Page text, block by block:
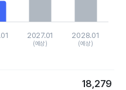
2027.01
(예상)
2028.01
(예상)
18,279